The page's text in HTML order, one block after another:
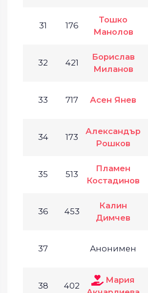
31 176
Тошко
Манолов
32 421
Борислав
Миланов
33 717 Асен Янев
34 173
Александър
Рошков
35 513
Пламен
Костадинов
36 453
Калин
Димчев
37 Анонимен
38 402
Мария